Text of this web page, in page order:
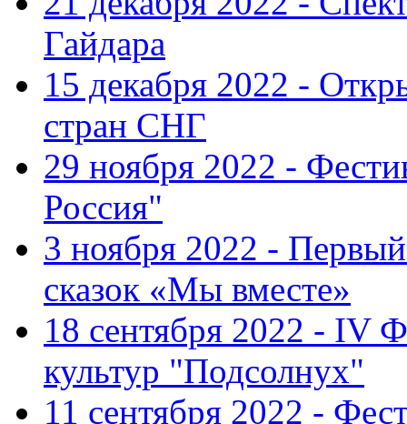
Гайдара
15 декабря 2022 -
стран СНГ
29 ноября 2022 -
Россия"
3 ноября 2022 -
сказок «Мы вместе»
18 сентября 2022 - IV
культур "Подсолнух"
11 сентября 2022 -